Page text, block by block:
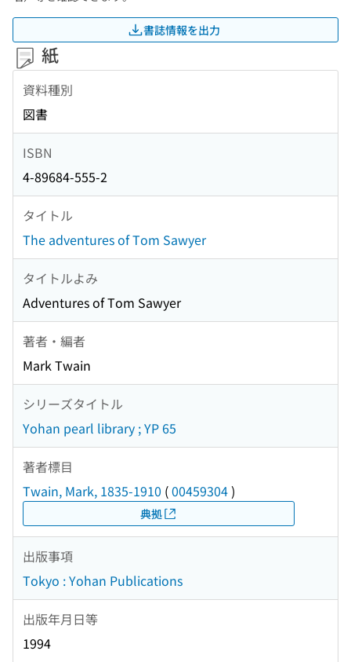
書誌情報を出力
紙
資料種別
図書
ISBN
4-89684-555-2
タイトル
The adventures of Tom Sawyer
タイトルよみ
Adventures of Tom Sawyer
著者・編者
Mark Twain
シリーズタイトル
Yohan pearl library ; YP 65
著者標目
Twain, Mark, 1835-1910 (00459304)
典拠
出版事項
Tokyo : Yohan Publications
出版年月日等
1994